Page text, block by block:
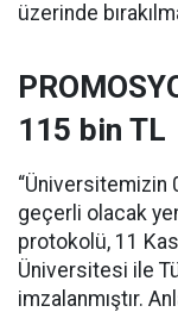
üzerinde
115 bin TL
“Üniversitemizin
geçerli olacak
protokolü, 11
Üniversitesi ile
imzalanmıştır.